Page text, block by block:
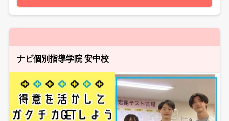
ナビ個別指導学院 安中校